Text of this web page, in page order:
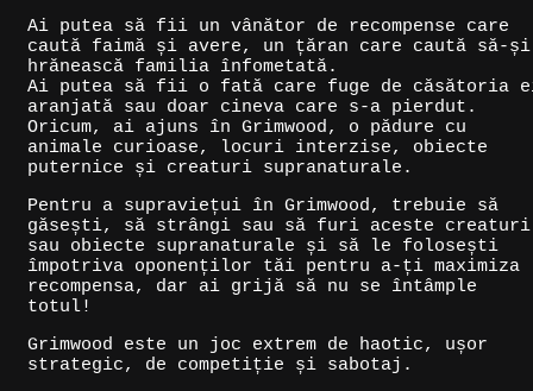
Ai putea să fii un vânător de recompense care
caută faimă și avere, un țăran care caută să-și
hrănească familia înfometată.
Ai putea să fii o fată care fuge de căsătoria
aranjată sau doar cineva care s-a pierdut.
Oricum, ai ajuns în Grimwood, o pădure cu
animale curioase, locuri interzise, obiecte
puternice și creaturi supranaturale.
Pentru a supraviețui în Grimwood, trebuie să
găsești, să strângi sau să furi aceste creaturi
sau obiecte supranaturale și să le folosești
împotriva oponenților tăi pentru a-ți maximiza
recompensa, dar ai grijă să nu se întâmple
totul!
Grimwood este un joc extrem de haotic, ușor
strategic, de competiție și sabotaj.